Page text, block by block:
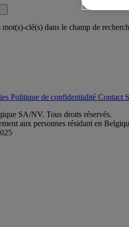
clé(s) dans le champ de
Politique de confidentialité Contact
SA/NV. Tous droits réservés.
aux personnes résidant en